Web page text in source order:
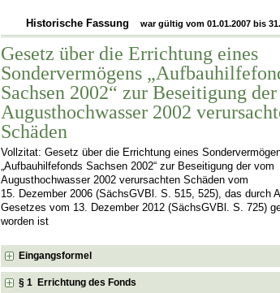
Historische Fassung war gültig vom 01.01.2007 bis
Gesetz über die Errichtung eines
Sondervermögens
Sachsen 2002“ zur Beseitigung
Augusthochwasser 2002
Schäden
Vollzitat: Gesetz über die Errichtung eines
„Aufbauhilfefonds Sachsen 2002“ zur Beseitigung der vom
Augusthochwasser 2002 verursachten Schäden vom
15. Dezember 2006 (SächsGVBl. S. 515, 525), das durch
Gesetzes vom 13. Dezember 2012 (SächsGVBl. S. 725)
worden ist
Eingangsformel
§ 1 Errichtung des Fonds